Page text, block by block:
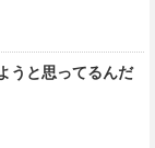
うと思ってるんだ